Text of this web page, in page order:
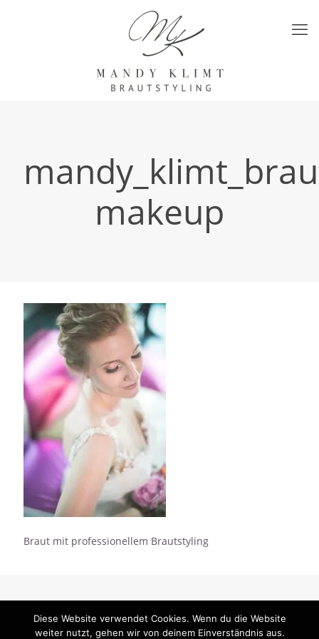
makeup
Braut mit professionellem Brautstyling
Diese Website verwendet Cookies. Wenn du die Website
weiter nutzt, gehen wir von deinem Einverständnis aus.